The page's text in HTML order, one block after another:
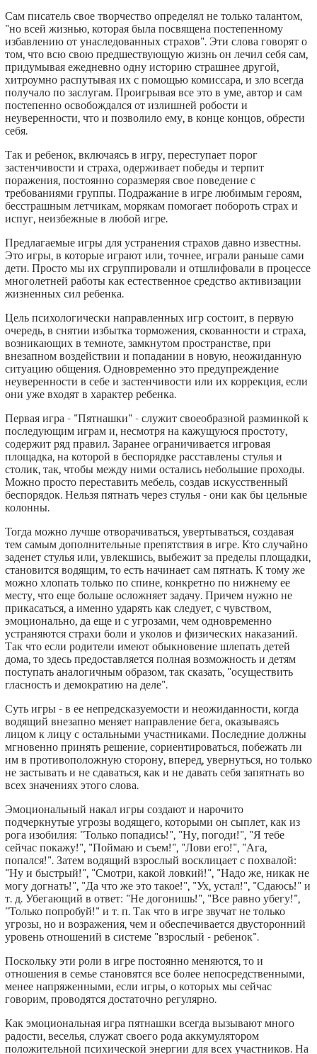
Сам писатель свое творчество определял не только талантом,
"но всей жизнью, которая была посвящена постепенному
избавлению от унаследованных страхов". Эти слова говорят о
том, что всю свою предшествующую жизнь он лечил себя сам,
придумывая ежедневно одну историю страшнее другой,
хитроумно распутывая их с помощью комиссара, и зло всегда
получало по заслугам. Проигрывая все это в уме, автор и сам
постепенно освобождался от излишней робости и
неуверенности, что и позволило ему, в конце концов, обрести
себя.
Так и ребенок, включаясь в игру, переступает порог
застенчивости и страха, одерживает победы и терпит
поражения, постоянно соразмеряя свое поведение с
требованиями группы. Подражание в игре любимым героям,
бесстрашным летчикам, морякам помогает побороть страх и
испуг, неизбежные в любой игре.
Предлагаемые игры для устранения страхов давно известны.
Это игры, в которые играют или, точнее, играли раньше сами
дети. Просто мы их сгруппировали и отшлифовали в процессе
многолетней работы как естественное средство активизации
жизненных сил ребенка.
Цель психологически направленных игр состоит, в первую
очередь, в снятии избытка торможения, скованности и страха,
возникающих в темноте, замкнутом пространстве, при
внезапном воздействии и попадании в новую, неожиданную
ситуацию общения. Одновременно это предупреждение
неуверенности в себе и застенчивости или их коррекция, если
они уже входят в характер ребенка.
Первая игра - "Пятнашки" - служит своеобразной разминкой к
последующим играм и, несмотря на кажущуюся простоту,
содержит ряд правил. Заранее ограничивается игровая
площадка, на которой в беспорядке расставлены стулья и
столик, так, чтобы между ними остались небольшие проходы.
Можно просто переставить мебель, создав искусственный
беспорядок. Нельзя пятнать через стулья - они как бы цельные
колонны.
Тогда можно лучше отворачиваться, увертываться, создавая
тем самым дополнительные препятствия в игре. Кто случайно
заденет стулья или, увлекшись, выбежит за пределы площадки,
становится водящим, то есть начинает сам пятнать. К тому же
можно хлопать только по спине, конкретно по нижнему ее
месту, что еще больше осложняет задачу. Причем нужно не
прикасаться, а именно ударять как следует, с чувством,
эмоционально, да еще и с угрозами, чем одновременно
устраняются страхи боли и уколов и физических наказаний.
Так что если родители имеют обыкновение шлепать детей
дома, то здесь предоставляется полная возможность и детям
поступать аналогичным образом, так сказать, "осуществить
гласность и демократию на деле".
Суть игры - в ее непредсказуемости и неожиданности, когда
водящий внезапно меняет направление бега, оказываясь
лицом к лицу с остальными участниками. Последние должны
мгновенно принять решение, сориентироваться, побежать ли
им в противоположную сторону, вперед, увернуться, но только
не застывать и не сдаваться, как и не давать себя запятнать во
всех значениях этого слова.
Эмоциональный накал игры создают и нарочито
подчеркнутые угрозы водящего, которыми он сыплет, как из
рога изобилия: "Только попадись!", "Ну, погоди!", "Я тебе
сейчас покажу!", "Поймаю и съем!", "Лови его!", "Ага,
попался!". Затем водящий взрослый восклицает с похвалой:
"Ну и быстрый!", "Смотри, какой ловкий!", "Надо же, никак не
могу догнать!", "Да что же это такое!", "Ух, устал!", "Сдаюсь!" и
т. д. Убегающий в ответ: "Не догонишь!", "Все равно убегу!",
"Только попробуй!" и т. п. Так что в игре звучат не только
угрозы, но и возражения, чем и обеспечивается двусторонний
уровень отношений в системе "взрослый - ребенок".
Поскольку эти роли в игре постоянно меняются, то и
отношения в семье становятся все более непосредственными,
менее напряженными, если игры, о которых мы сейчас
говорим, проводятся достаточно регулярно.
Как эмоциональная игра пятнашки всегда вызывают много
радости, веселья, служат своего рода аккумулятором
положительной психической энергии для всех участников. На